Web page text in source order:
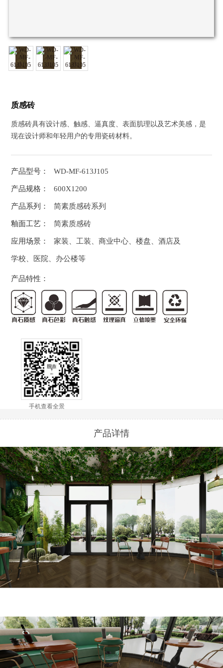
质感砖
质感砖具有设计感、触感、逼真度、表面肌理以及艺术美感，是
现在设计师和年轻用户的专用瓷砖材料。
产品型号： WD-MF-613J105
产品规格： 600X1200
产品系列： 简素质感砖系列
釉面工艺： 简素质感砖
应用场景： 家装、工装、商业中心、楼盘、酒店及
学校、医院、办公楼等
产品特性：
手机查看全景
产品详情